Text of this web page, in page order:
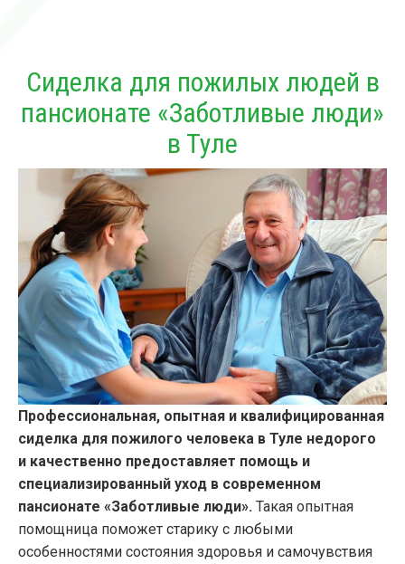
Сиделка для пожилых людей в
пансионате «Заботливые люди»
в Туле
Профессиональная, опытная и квалифицированная
сиделка для пожилого человека в Туле недорого
и качественно предоставляет помощь и
специализированный уход в современном
пансионате «Заботливые люди». Такая опытная
помощница поможет старику с любыми
особенностями состояния здоровья и самочувствия